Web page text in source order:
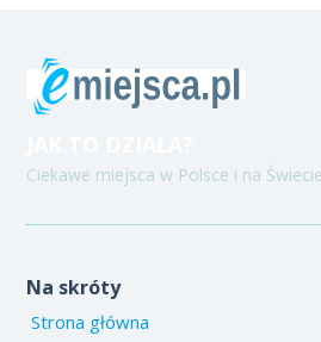
Ciekawe miejsca w Polsce i na Świecie
Na skróty
Strona główna